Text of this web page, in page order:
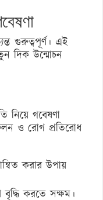
গুরুত্বপূর্ণ। এই
দিক উন্মোচন
নিয়ে গবেষণা
ও রোগ প্রতিরোধ
করার উপায়
করতে সক্ষম।